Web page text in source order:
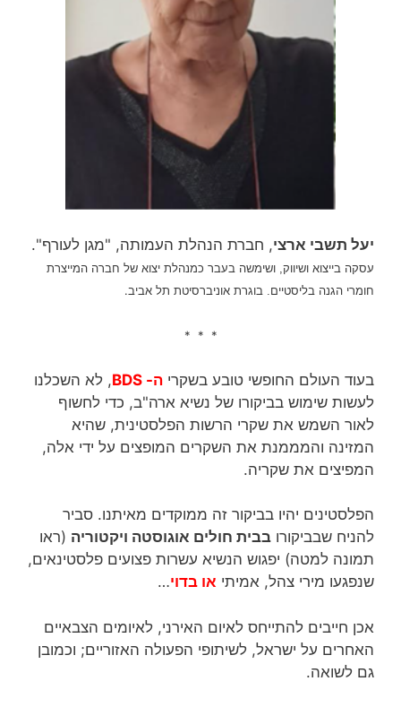
יעל תשבי ארצי, חברת הנהלת העמותה, "מגן לעורף".
עסקה בייצוא ושיווק, ושימשה בעבר כמנהלת יצוא של חברה המייצרת
חומרי הגנה בליסטיים. בוגרת אוניברסיטת תל אביב.
* * *
בעוד העולם החופשי טובע בשקרי ה- BDS, לא השכלנו
לעשות שימוש בביקורו של נשיא ארה"ב, כדי לחשוף
לאור השמש את שקרי הרשות הפלסטינית, שהיא
המזינה והמממנת את השקרים המופצים על ידי אלה,
המפיצים את שקריה.
הפלסטינים יהיו בביקור זה ממוקדים מאיתנו. סביר
להניח שבביקורו בבית חולים אוגוסטה ויקטוריה (ראו
תמונה למטה) יפגוש הנשיא עשרות פצועים פלסטינאים,
שנפגעו מירי צהל, אמיתי או בדוי…
אכן חייבים להתייחס לאיום האירני, לאיומים הצבאיים
האחרים על ישראל, לשיתופי הפעולה האזוריים; וכמובן
גם לשואה.